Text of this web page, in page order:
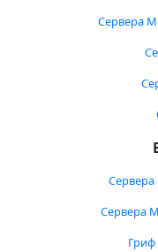
Сервера
Сервера